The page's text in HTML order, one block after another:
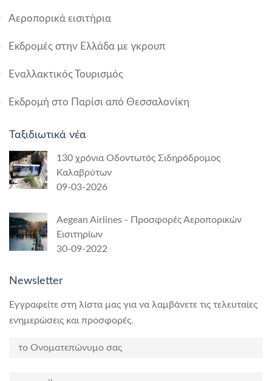
Αεροπορικά εισιτήρια
Εκδρομές στην Ελλάδα με γκρουπ
Εναλλακτικός Τουρισμός
Εκδρομή στο Παρίσι από Θεσσαλονίκη
Ταξιδιωτικά νέα
130 χρόνια Οδοντωτός Σιδηρόδρομος
Καλαβρύτων
09-03-2026
Aegean Airlines - Προσφορές Αεροπορικών
Εισιτηρίων
30-09-2022
Newsletter
Εγγραφείτε στη λίστα μας για να λαμβάνετε τις τελευταίες
ενημερώσεις και προσφορές.